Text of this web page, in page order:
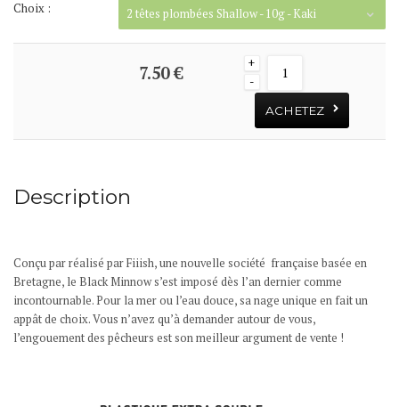
Choix : 2 têtes plombées Shallow - 10g - Kaki
7.50 €
+
-
ACHETEZ
Description
Conçu par réalisé parFiiish, une nouvelle société française basée en
Bretagne, le Black Minnow s’est imposé dès l’an dernier comme
incontournable. Pour la mer ou l’eau douce, sa nage unique en fait un
appât de choix. Vous n’avez qu’à demander autour de vous,
l’engouement des pêcheurs est son meilleur argument de vente !